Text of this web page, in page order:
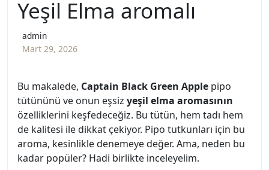
Yeşil Elma aromalı
admin
Mart 29, 2026
Bu makalede, Captain Black Green Apple pipo
tütününü ve onun eşsiz yeşil elma aromasının
özelliklerini keşfedeceğiz. Bu tütün, hem tadı hem
de kalitesi ile dikkat çekiyor. Pipo tutkunları için bu
aroma, kesinlikle denemeye değer. Ama, neden bu
kadar popüler? Hadi birlikte inceleyelim.